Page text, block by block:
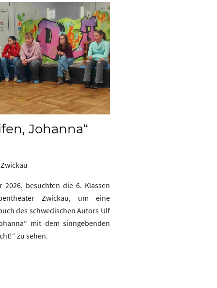
Johanna“
2026, besuchten die 6. Klassen
Zwickau, um eine
des schwedischen Autors Ulf
mit dem sinngebenden
zu sehen.